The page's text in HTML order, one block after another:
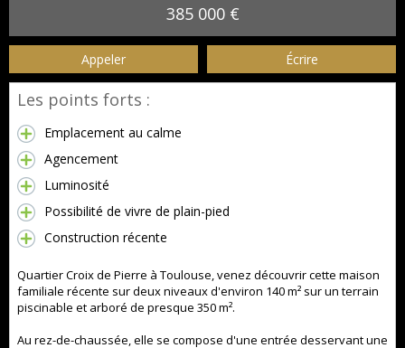
385 000 €
Appeler Écrire
Les points forts :
Emplacement au calme
Agencement
Luminosité
Possibilité de vivre de plain-pied
Construction récente
Quartier Croix de Pierre à Toulouse, venez découvrir cette maison
familiale récente sur deux niveaux d'environ 140 m² sur un terrain
piscinable et arboré de presque 350 m².
Au rez-de-chaussée, elle se compose d'une entrée desservant une